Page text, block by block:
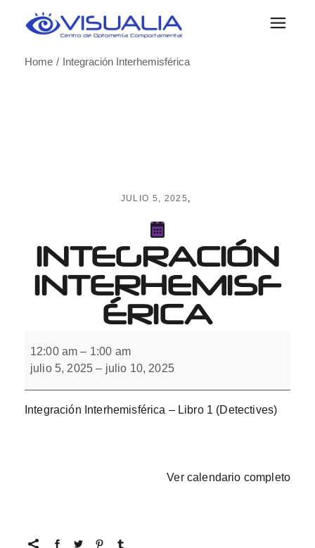
Home
Integración Interhemisférica
JULIO 5, 2025
INTEGRACIÓN
INTERHEMISF
ÉRICA
Interhemisférica
12:00 am – 1:00 am
julio 5, 2025 – julio 10, 2025
Integración Interhemisférica – Libro 1 (Detectives)
Ver calendario completo